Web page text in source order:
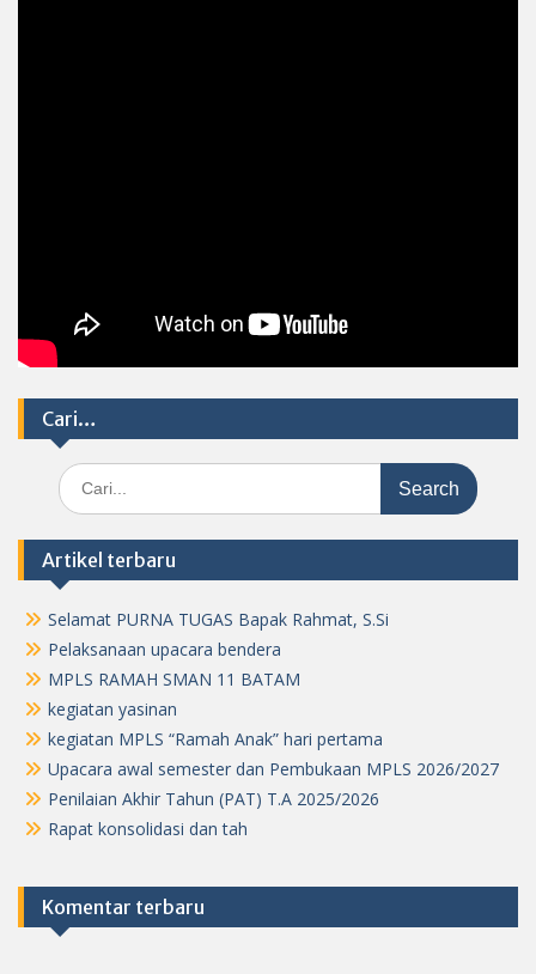
Cari…
Search
for:
Artikel terbaru
Selamat PURNA TUGAS Bapak Rahmat, S.Si
Pelaksanaan upacara bendera
MPLS RAMAH SMAN 11 BATAM
kegiatan yasinan
kegiatan MPLS “Ramah Anak” hari pertama
Upacara awal semester dan Pembukaan MPLS 2026/2027
Penilaian Akhir Tahun (PAT) T.A 2025/2026
Rapat konsolidasi dan tah
Komentar terbaru